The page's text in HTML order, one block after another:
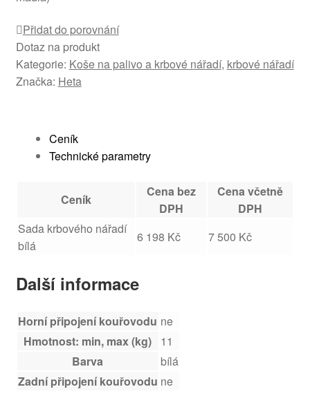
Přidat do porovnání
Dotaz na produkt
Kategorie: Koše na palivo a krbové nářadí, krbové nářadí
Značka: Heta
Ceník
Technické parametry
Ceník
Cena bez
DPH
Cena včetně
DPH
Sada krbového nářadí
bílá
6 198 Kč 7 500 Kč
Další informace
Horní připojení kouřovodu ne
Hmotnost: min, max (kg)
11
Barva
bílá
Zadní připojení kouřovodu ne